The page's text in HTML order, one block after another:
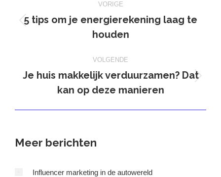
navigatie
VORIGE
bericht
5 tips om je energierekening laag te
houden
VOLGENDE
bericht
Je huis makkelijk verduurzamen? Dat
kan op deze manieren
Meer berichten
Influencer marketing in de autowereld